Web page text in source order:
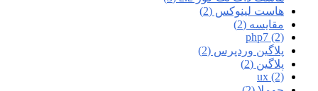
هاست لینوکس (2)
مقایسه (2)
php7 (2)
پلاگین وردپرس (2)
پلاگین (2)
ux (2)